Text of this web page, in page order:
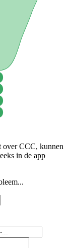
over CCC, kunnen
in de app